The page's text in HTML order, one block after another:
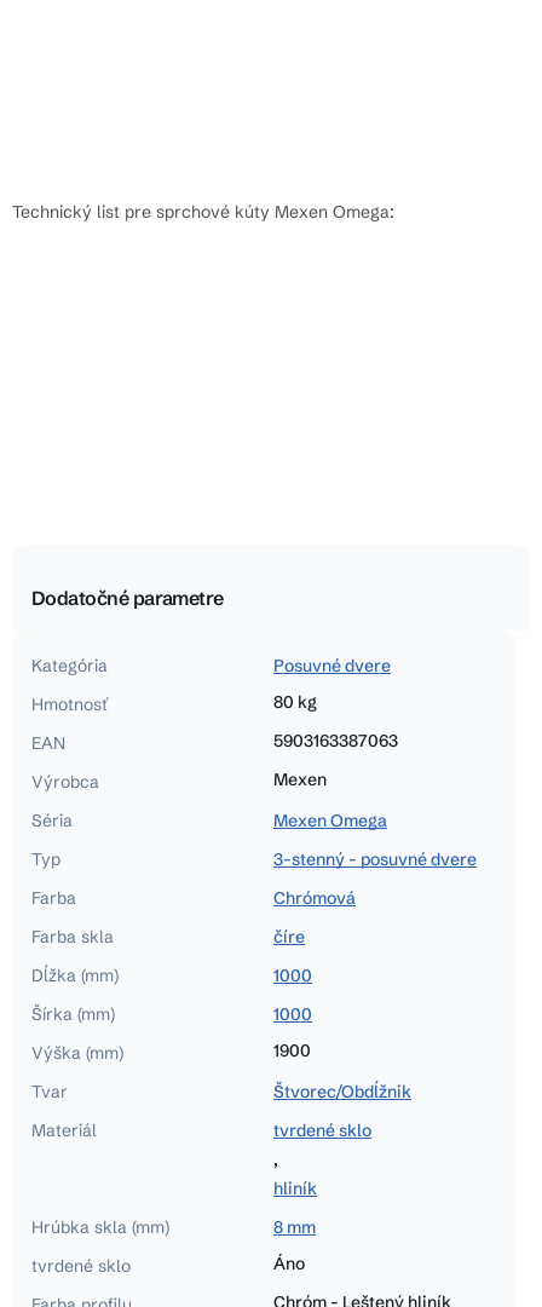
Technický list pre sprchové kúty Mexen Omega:
Dodatočné parametre
Kategória
Posuvné dvere
Hmotnosť
80 kg
EAN
5903163387063
Výrobca
Mexen
Séria
Mexen Omega
Typ
3-stenný - posuvné dvere
Farba
Chrómová
Farba skla
číre
Dĺžka (mm)
1000
Šírka (mm)
1000
Výška (mm)
1900
Tvar
Štvorec/Obdĺžnik
Materiál
tvrdené sklo
,
hliník
Hrúbka skla (mm)
8 mm
tvrdené sklo
Áno
Chróm - Leštený hliník